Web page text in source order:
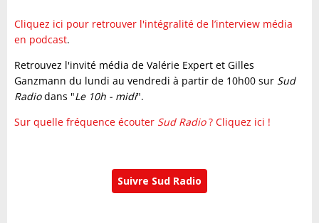
Cliquez ici pour retrouver l'intégralité de l’interview média
en podcast.
Retrouvez l'invité média de Valérie Expert et Gilles
Ganzmann du lundi au vendredi à partir de 10h00 sur Sud
Radiodans "Le 10h - midi".
Sur quelle fréquence écouter Sud Radio? Cliquez ici !
Suivre Sud Radio